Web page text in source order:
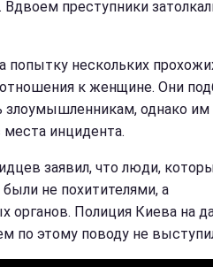
преступники
попытку нескольких
отношения к женщине. Они
однако им
места инцидента.
заявил, что люди,
не похитителями, а
органов. Полиция Киева на
по этому поводу не